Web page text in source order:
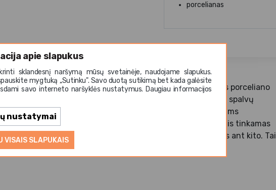
apie slapukus
sklandesnį naršymą mūsų svetainėje, naudojame slapukus.
mygtuką ,,Sutinku". Savo duotą sutikimą bet kada galėsite
savo interneto naršyklės nustatymus. Daugiau informacijos
nustatymai
VISAIS SLAPUKAIS
porcelianas
mėlynas 200 ml išQ Authentickolekcijos – elegantiškas porceliano
kuri kiekvienam gaminiui suteikia natūralų, unikalų spalvų
puikiai tinka sake, arbatai, padažams ar degustaciniams
tvirtumu, atsparumu įbrėžimams ir karščiui, todėl indelis tinkamas
orkaitėje, plauti indaplovėje ir patogiai sudedamas vienas ant kito. Tai
taip pat puikiai pritaikomas namų stalo serviravimui.